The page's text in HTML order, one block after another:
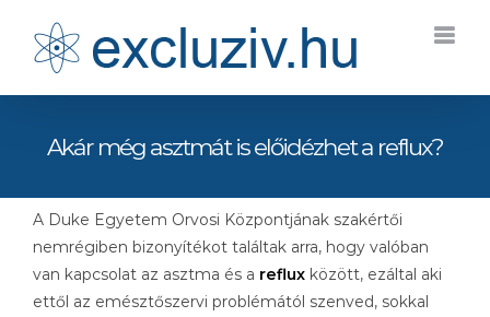
Akár még asztmát is előidézhet a reflux?
A Duke Egyetem Orvosi Központjának szakértői
nemrégiben bizonyítékot találtak arra, hogy valóban
van kapcsolat az asztma és a reflux között, ezáltal aki
ettől az emésztőszervi problémától szenved, sokkal